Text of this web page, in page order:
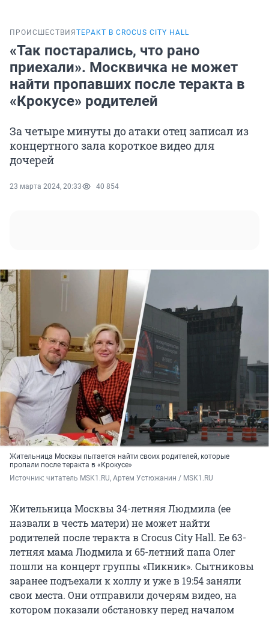
ПРОИСШЕСТВИЯ ТЕРАКТ В CROCUS CITY HALL
«Так постарались, что рано
приехали». Москвичка не может
найти пропавших после теракта в
«Крокусе» родителей
За четыре минуты до атаки отец записал из
концертного зала короткое видео для
дочерей
23 марта 2024, 20:33 40 854
Жительница Москвы пытается найти своих родителей, которые
пропали после теракта в «Крокусе»
Источник: читатель MSK1.RU, Артем Устюжанин / MSK1.RU
Жительница Москвы 34-летняя Людмила (ее
назвали в честь матери) не может найти
родителей после теракта в Crocus City Hall. Ее 63-
летняя мама Людмила и 65-летний папа Олег
пошли на концерт группы «Пикник». Сытниковы
заранее подъехали к холлу и уже в 19:54 заняли
свои места. Они отправили дочерям видео, на
котором показали обстановку перед началом